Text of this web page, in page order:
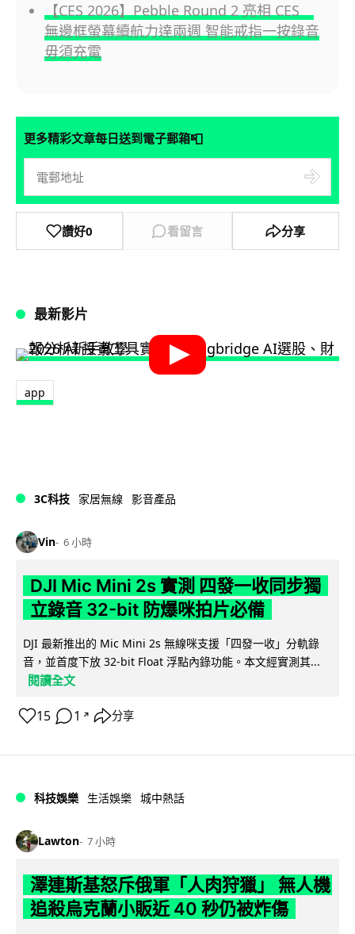
【CES 2026】Pebble Round 2 亮相 CES
無邊框螢幕續航力達兩週 智能戒指一按錄音
毋須充電
更多精彩文章每日送到電子郵箱📮
讚好0 看留言 分享
最新影片
app
3C科技 家居無線 影音產品
Vin 6 小時
DJI Mic Mini 2s 實測 四發一收同步獨
立錄音 32-bit 防爆咪拍片必備
DJI 最新推出的 Mic Mini 2s 無線咪支援「四發一收」分軌錄
音，並首度下放 32-bit Float 浮點內錄功能。本文經實測其...
閱讀全文
15 1 ↗ 分享
科技娛樂 生活娛樂 城中熱話
Lawton 7 小時
澤連斯基怒斥俄軍「人肉狩獵」 無人機
追殺烏克蘭小販近 40 秒仍被炸傷